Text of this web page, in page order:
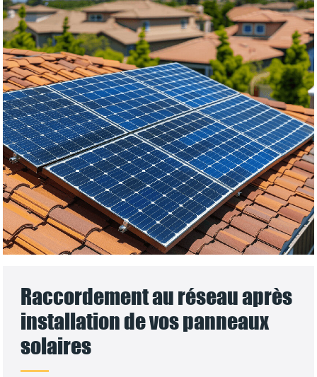
Raccordement au réseau après
installation de vos panneaux
solaires